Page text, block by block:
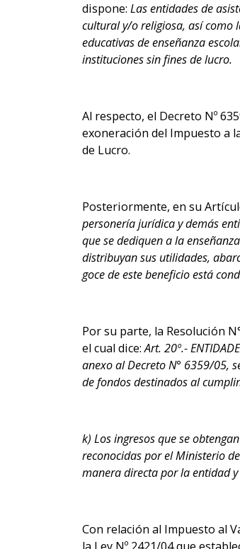
dispone: Las entidades de
cultural y/o religiosa, así como
educativas de enseñanza
instituciones sin fines de lucro.
Al respecto, el Decreto Nº
exoneración del Impuesto a
de Lucro.
Posteriormente, en su
personería jurídica y demás
que se dediquen a la
distribuyan sus utilidades,
goce de este beneficio está
Por su parte, la Resolución
el cual dice:Art. 20º.-
anexo al Decreto N° 6359/05,
de fondos destinados al
k) Los ingresos que se
reconocidas por el Ministerio
manera directa por la entidad
Con relación al Impuesto al